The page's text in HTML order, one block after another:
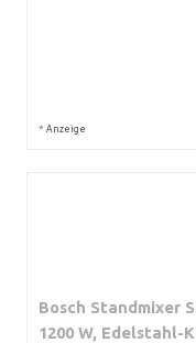
* Anzeige
Bosch Standmixer
1200 W, Edelstahl-